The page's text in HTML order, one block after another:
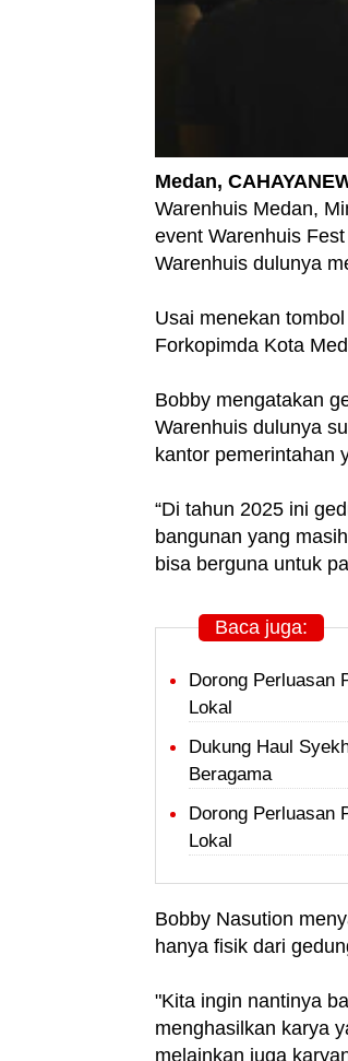
Medan,
Warenhuis Medan,
event Warenhuis
Warenhuis dulunya
Usai menekan
Forkopimda Kota
Bobby mengatakan
Warenhuis dulunya
kantor pemerintahan
“Di tahun 2025 ini
bangunan yang
bisa berguna untuk
Baca juga:
Dorong Perluasan
Lokal
Dukung Haul
Beragama
Dorong Perluasan
Lokal
Bobby Nasution
hanya fisik dari
"Kita ingin nantinya
menghasilkan karya
melainkan juga